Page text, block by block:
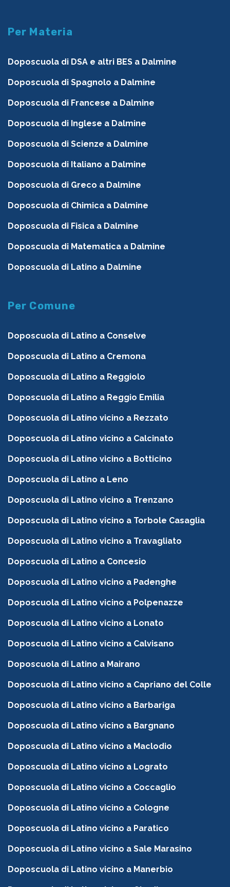
Per Materia
Doposcuola di DSA e altri BES a Dalmine
Doposcuola di Spagnolo a Dalmine
Doposcuola di Francese a Dalmine
Doposcuola di Inglese a Dalmine
Doposcuola di Scienze a Dalmine
Doposcuola di Italiano a Dalmine
Doposcuola di Greco a Dalmine
Doposcuola di Chimica a Dalmine
Doposcuola di Fisica a Dalmine
Doposcuola di Matematica a Dalmine
Doposcuola di Latino a Dalmine
Per Comune
Doposcuola di Latino a Conselve
Doposcuola di Latino a Cremona
Doposcuola di Latino a Reggiolo
Doposcuola di Latino a Reggio Emilia
Doposcuola di Latino vicino a Rezzato
Doposcuola di Latino vicino a Calcinato
Doposcuola di Latino vicino a Botticino
Doposcuola di Latino a Leno
Doposcuola di Latino vicino a Trenzano
Doposcuola di Latino vicino a Torbole Casaglia
Doposcuola di Latino vicino a Travagliato
Doposcuola di Latino a Concesio
Doposcuola di Latino vicino a Padenghe
Doposcuola di Latino vicino a Polpenazze
Doposcuola di Latino vicino a Lonato
Doposcuola di Latino vicino a Calvisano
Doposcuola di Latino a Mairano
Doposcuola di Latino vicino a Capriano del Colle
Doposcuola di Latino vicino a Barbariga
Doposcuola di Latino vicino a Bargnano
Doposcuola di Latino vicino a Maclodio
Doposcuola di Latino vicino a Lograto
Doposcuola di Latino vicino a Coccaglio
Doposcuola di Latino vicino a Cologne
Doposcuola di Latino vicino a Paratico
Doposcuola di Latino vicino a Sale Marasino
Doposcuola di Latino vicino a Manerbio